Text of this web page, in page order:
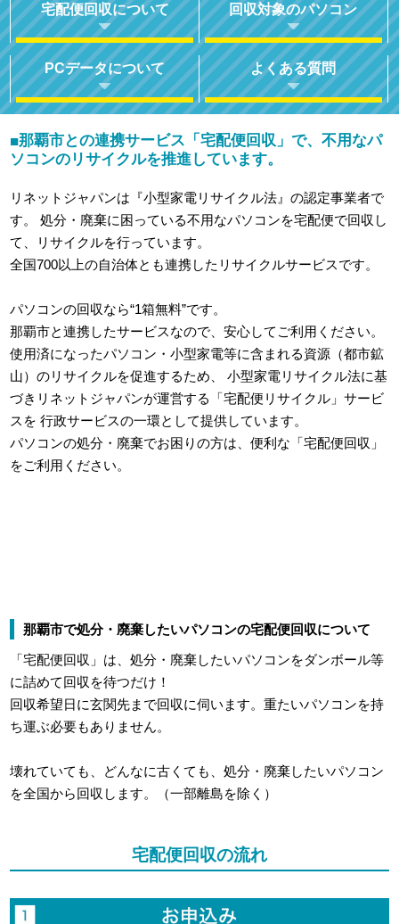
宅配便回収について 回収対象のパソコン
PCデータについて よくある質問
■那覇市との連携サービス「宅配便回収」で、不用なパ
ソコンのリサイクルを推進しています。
リネットジャパンは『小型家電リサイクル法』の認定事業者で
す。
処分・廃棄に困っている不用なパソコンを宅配便で回収し
て、リサイクルを行っています。
全国700以上の自治体とも連携したリサイクルサービスです。
パソコンの回収なら“1箱無料”です。
那覇市と連携したサービスなので、安心してご利用ください。
使用済になったパソコン・小型家電等に含まれる資源（都市鉱
山）のリサイクルを促進するため、
小型家電リサイクル法に基
づきリネットジャパンが運営する「宅配便リサイクル」サービ
スを 行政サービスの一環として提供しています。
パソコンの処分・廃棄でお困りの方は、便利な「宅配便回収」
をご利用ください。
那覇市で処分・廃棄したいパソコンの宅配便回収について
「宅配便回収」は、処分・廃棄したいパソコンをダンボール等
に詰めて回収を待つだけ！
回収希望日に玄関先まで回収に伺います。重たいパソコンを持
ち運ぶ必要もありません。
壊れていても、どんなに古くても、処分・廃棄したいパソコン
を全国から回収します。（一部離島を除く）
宅配便回収の流れ